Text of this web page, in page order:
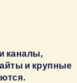
каналы,
и крупные